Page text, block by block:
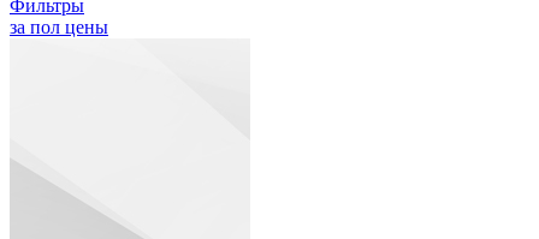
Фильтры
за пол цены